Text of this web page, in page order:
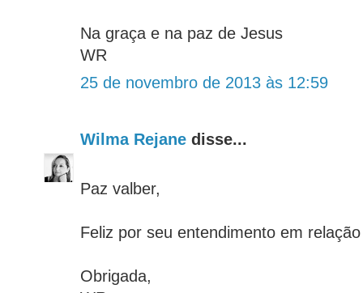
Na graça e na paz de Jesus
WR
25 de novembro de 2013 às 12:59
Wilma Rejane disse...
Paz valber,
Feliz por seu entendimento em
Obrigada,